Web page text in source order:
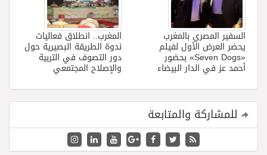
المغرب.. انطلاق فعاليات
ندوة الطريقة البصيرية حول
دور التصوف في التربية
والإصلاح المجتمعي
السفير المصري بالمغرب
يحضر العرض الأول لفيلم
«Seven Dogs» بحضور
أحمد عز في الدار البيضاء
للمشاركة والمتابعة